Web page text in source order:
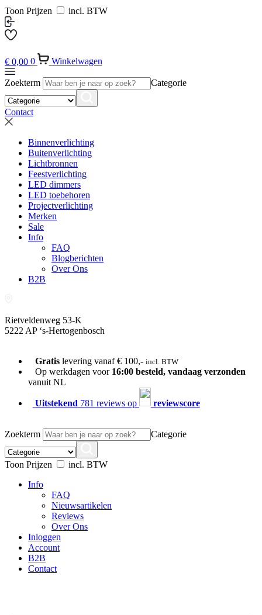
Toon Prijzen incl. BTW
€ 0,00 0 Winkelwagen
Zoekterm Categorie
Contact
Binnenverlichting
Buitenverlichting
Lichtbronnen
Feestverlichting
LED dimmers
LED toebehoren
Projectverlichting
Merken
Sale
Info
FAQ
Blogberichten
Over Ons
B2B
Rietveldenweg 53-K
5222 AP ‘s-Hertogenbosch
Gratislevering vanaf € 100,- incl. BTW
Op werkdagen voor 16:00 besteld, vandaag verzonden
vanuit NL
Uitstekend 781 reviews op reviewscore
Zoekterm Categorie
Toon Prijzen
incl. BTW
Info
FAQ
Nieuwsartikelen
Reviews
Over Ons
Inloggen
Account
B2B
Contact